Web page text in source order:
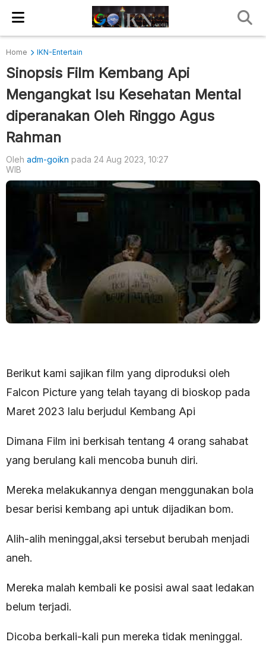
Home IKN-Entertain
Sinopsis Film Kembang Api
Mengangkat Isu Kesehatan Mental
diperanakan Oleh Ringgo Agus
Rahman
Oleh adm-goikn pada 24 Aug 2023, 10:27
WIB
Berikut kami sajikan film yang diproduksi oleh
Falcon Picture yang telah tayang di bioskop pada
Maret 2023 lalu berjudul Kembang Api
Dimana Film ini berkisah tentang 4 orang sahabat
yang berulang kali mencoba bunuh diri.
Mereka melakukannya dengan menggunakan bola
besar berisi kembang api untuk dijadikan bom.
Alih-alih meninggal,aksi tersebut berubah menjadi
aneh.
Mereka malah kembali ke posisi awal saat ledakan
belum terjadi.
Dicoba berkali-kali pun mereka tidak meninggal.